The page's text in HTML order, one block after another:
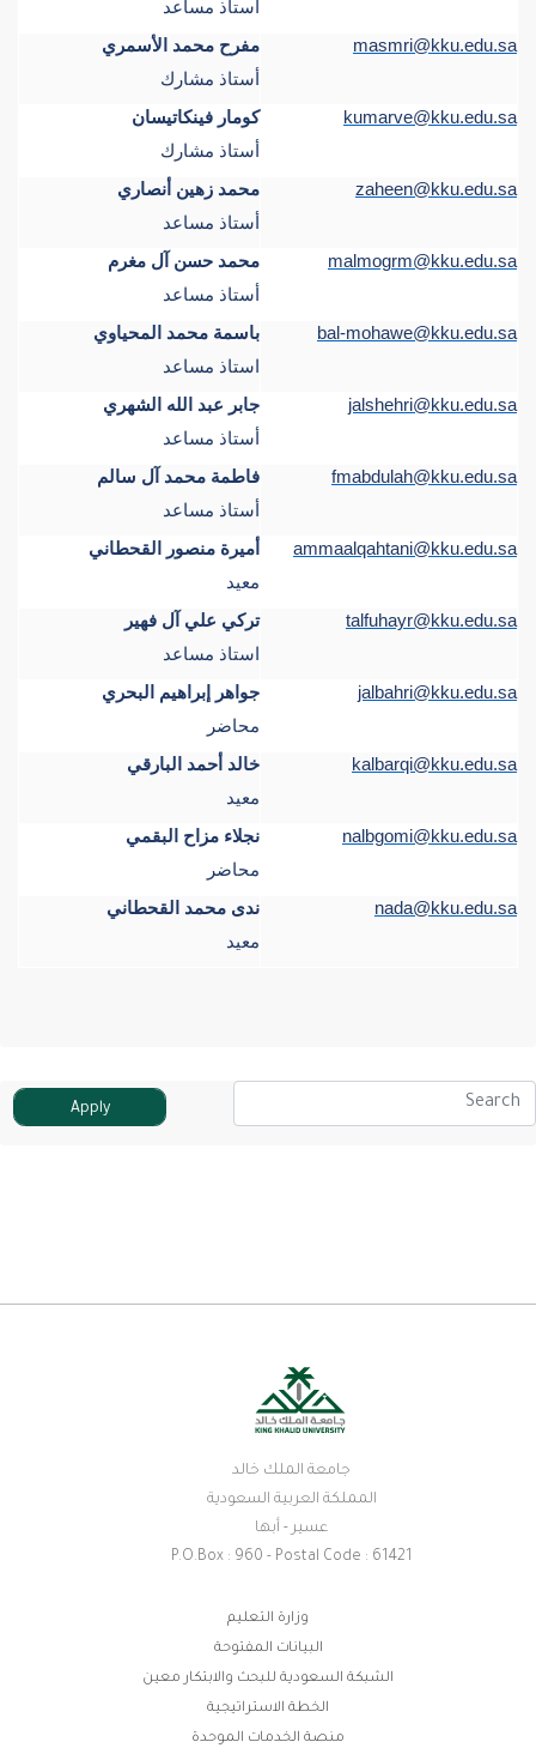
أستاذ مساعد
مفرح محمد الأسمري
أستاذ مشارك
masmri@kku.edu.sa
كومار فينكاتيسان
أستاذ مشارك
kumarve@kku.edu.sa
محمد زهين أنصاري
أستاذ مساعد
zaheen@kku.edu.sa
محمد حسن آل مغرم
أستاذ مساعد
malmogrm@kku.edu.sa
باسمة محمد المحياوي
استاذ مساعد
bal-mohawe@kku.edu.sa
جابر عبد الله الشهري
أستاذ مساعد
jalshehri@kku.edu.sa
فاطمة محمد آل سالم
أستاذ مساعد
fmabdulah@kku.edu.sa
أميرة منصور القحطاني
معيد
ammaalqahtani@kku.edu.sa
تركي علي آل فهير
استاذ مساعد
talfuhayr@kku.edu.sa
جواهر إبراهيم البحري
محاضر
jalbahri@kku.edu.sa
خالد أحمد البارقي
معيد
kalbarqi@kku.edu.sa
نجلاء مزاح البقمي
محاضر
nalbgomi@kku.edu.sa
ندى محمد القحطاني
معيد
nada@kku.edu.sa
جامعة الملك خالد
المملكة العربية السعودية
عسير - أبها
P.O.Box : 960 - Postal Code : 61421
وزارة التعليم
البيانات المفتوحة
الشبكة السعودية للبحث والابتكار معين
الخطة الاستراتيجية
منصة الخدمات الموحدة